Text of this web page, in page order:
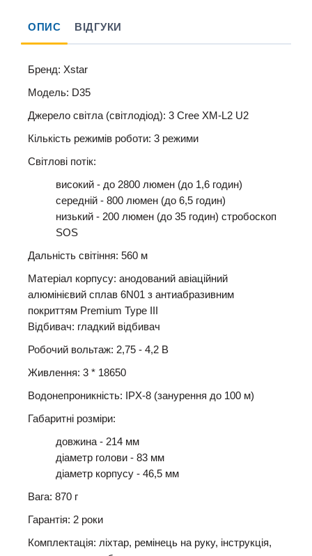
ОПИС ВІДГУКИ
Бренд: Xstar
Модель: D35
Джерело світла (світлодіод): 3 Cree XM-L2 U2
Кількість режимів роботи: 3 режими
Світлові потік:
високий - до 2800 люмен (до 1,6 годин)
середній - 800 люмен (до 6,5 годин)
низький - 200 люмен (до 35 годин) стробоскоп
SOS
Дальність світіння: 560 м
Матеріал корпусу: анодований авіаційний
алюмінієвий сплав 6N01 з антиабразивним
покриттям Premium Type III
Відбивач: гладкий відбивач
Робочий вольтаж: 2,75 - 4,2 В
Живлення: 3 * 18650
Водонепроникність: IPX-8 (занурення до 100 м)
Габаритні розміри:
довжина - 214 мм
діаметр голови - 83 мм
діаметр корпусу - 46,5 мм
Вага: 870 г
Гарантія: 2 роки
Комплектація: ліхтар, ремінець на руку, інструкція,